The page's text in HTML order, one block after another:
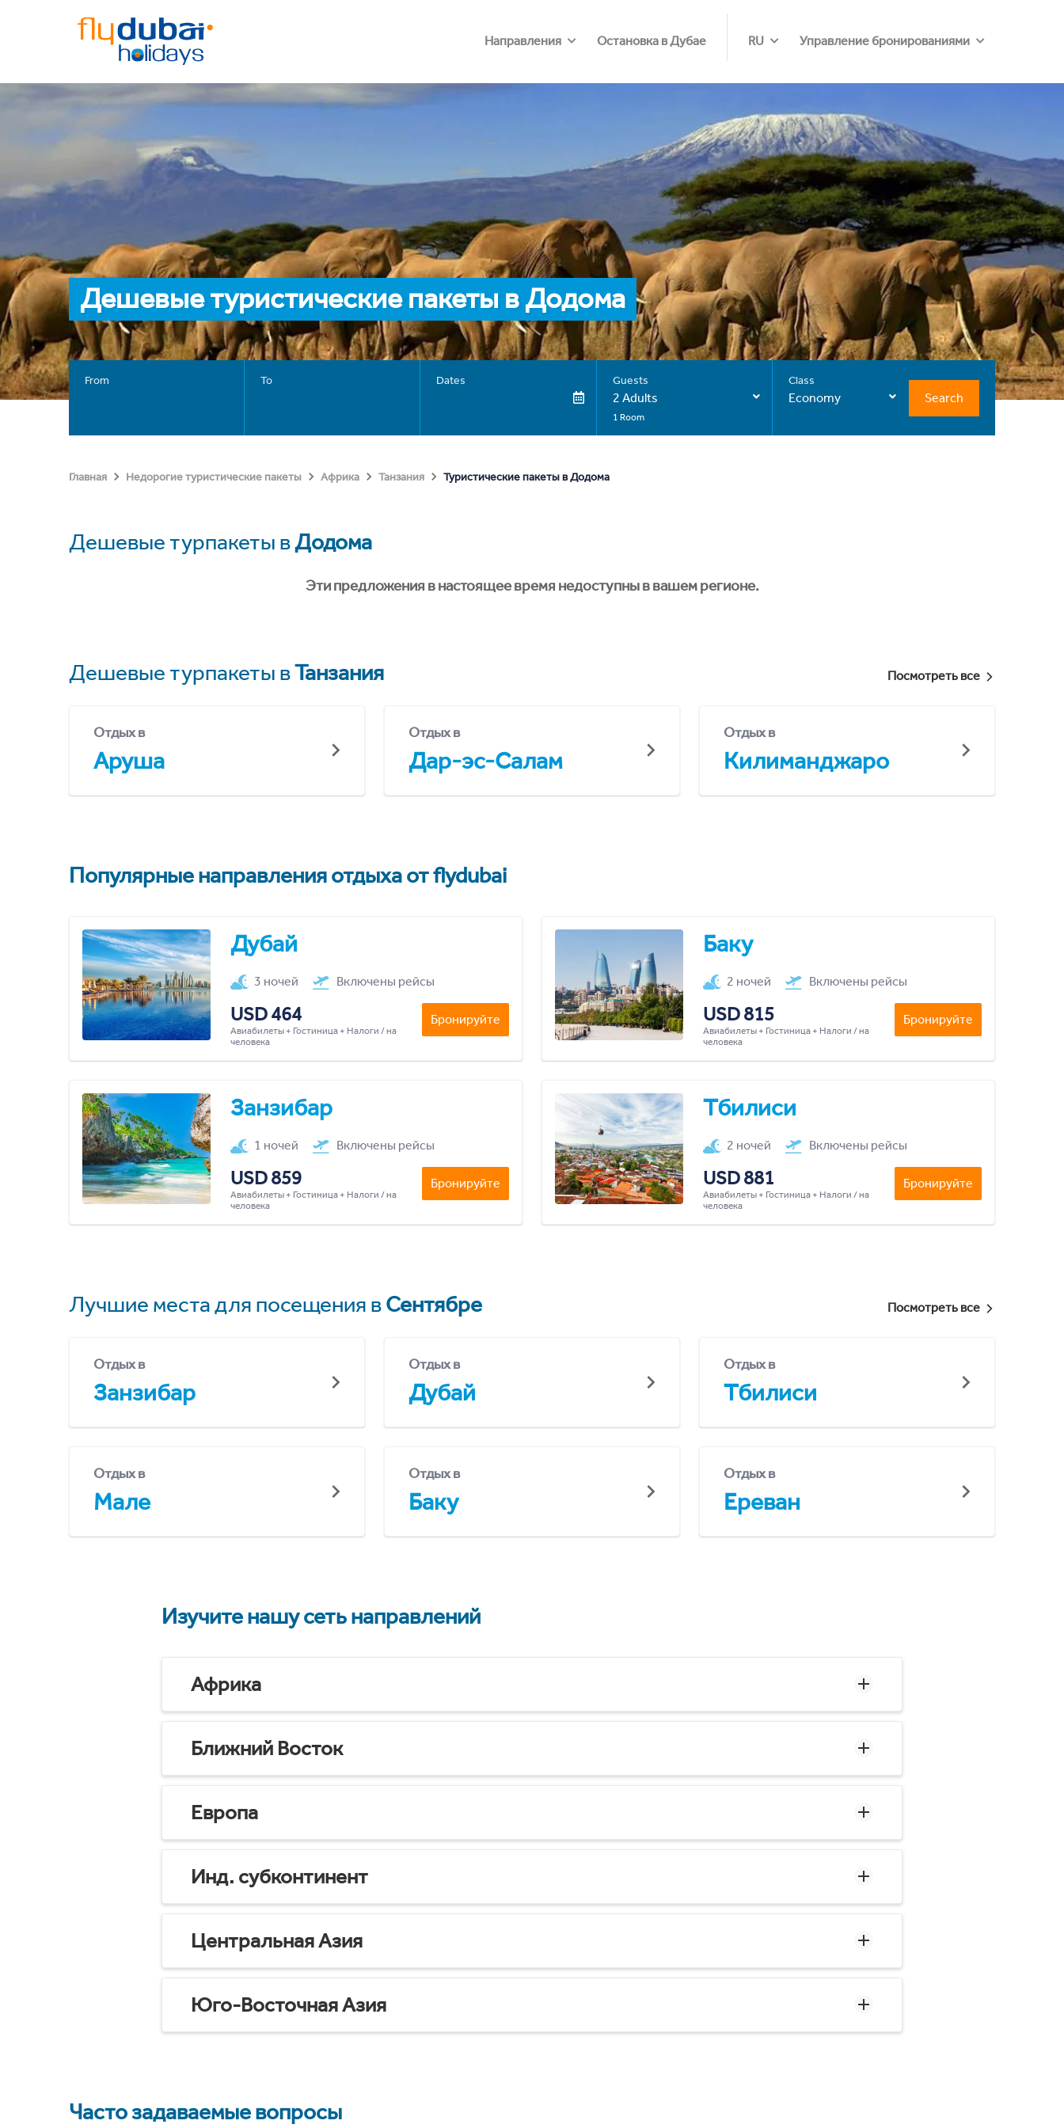
Направления Остановка в Дубае RU Управление бронированиями
Дешевые туристические пакеты в Додома
From To Dates Guests
2 Adults
1 Room
Class
Economy Search
Главная Недорогие туристические пакеты Африка Танзания Туристические пакеты в Додома
Дешевые турпакеты вДодома
Эти предложения в настоящее время недоступны в вашем регионе.
Дешевые турпакеты вТанзания Посмотреть все
Отдых в
Аруша
Отдых в
Дар-эс-Салам
Отдых в
Килиманджаро
Популярные направления отдыха от flydubai
Дубай
3 ночей Включены рейсы
USD 464
Авиабилеты + Гостиница + Налоги / на
человека
Бронируйте
Баку
2 ночей Включены рейсы
USD 815
Авиабилеты + Гостиница + Налоги / на
человека
Бронируйте
Занзибар
1 ночей Включены рейсы
USD 859
Авиабилеты + Гостиница + Налоги / на
человека
Бронируйте
Тбилиси
2 ночей Включены рейсы
USD 881
Авиабилеты + Гостиница + Налоги / на
человека
Бронируйте
Лучшие места для посещения вСентябре Посмотреть все
Отдых в
Занзибар
Отдых в
Дубай
Отдых в
Тбилиси
Отдых в
Мале
Отдых в
Баку
Отдых в
Ереван
Изучите нашу сеть направлений
Африка
Ближний Восток
Европа
Инд. субконтинент
Центральная Азия
Юго-Восточная Азия
Часто задаваемые вопросы